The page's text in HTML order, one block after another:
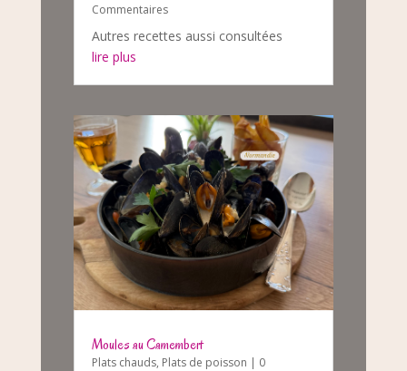
Commentaires
Autres recettes aussi consultées
lire plus
Moules au Camembert
Plats chauds, Plats de poisson | 0